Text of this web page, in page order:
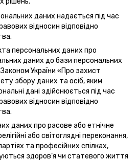
даних надається під час
відносин відповідно
персональних даних про
даних до бази персональних
України «Про захист
збору даних та осіб, яким
дані здійснюється під час
відносин відповідно
даних про расове або етнічне
або світоглядні переконання,
та професійних спілках,
здоров’я чи статевого життя